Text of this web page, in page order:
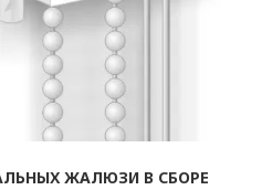
ЖАЛЮЗИ В СБОРЕ